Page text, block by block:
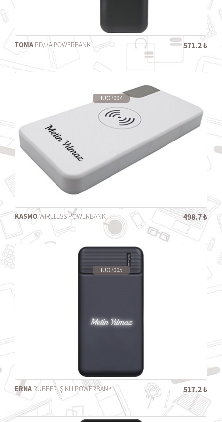
TOMA PD/3A POWERBANK 571.2 ₺
İUÖ7004
KASMO WIRELESS POWERBANK 498.7 ₺
İUÖ7005
ERNA RUBBER IŞIKLI POWERBANK 517.2 ₺